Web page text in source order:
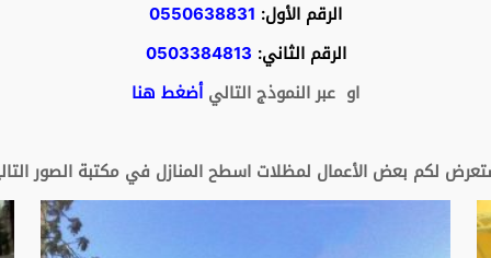
الرقم الأول: 0550638831
الرقم الثاني: 0503384813
او عبر النموذج التاليأضغط هنا
لكم بعض الأعمال لمظلات اسطح المنازل في مكتبة الصور